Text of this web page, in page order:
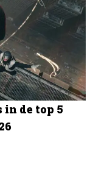
in de top 5